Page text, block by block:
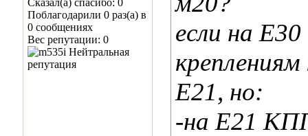
Сказал(а) спасибо: 0
Поблагодарили 0 раз(а) в
0 сообщениях
Вес репутации: 0
если на
Е21, но:
-на Е21